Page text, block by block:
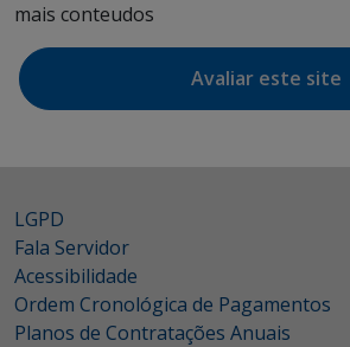
mais conteudos
Avaliar este site
LGPD
Fala Servidor
Acessibilidade
Ordem Cronológica de Pagamentos
Planos de Contratações Anuais